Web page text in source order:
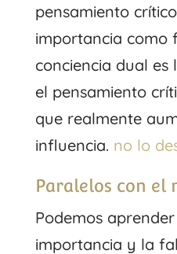
pensamiento
importancia como
conciencia dual
el pensamiento
que realmente
influencia. no lo
Paralelos con el
Podemos
importancia y la